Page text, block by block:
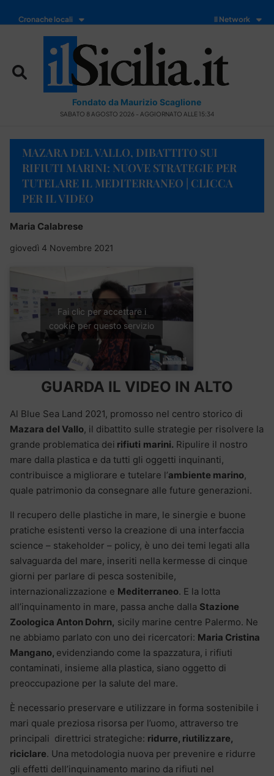
Cronache locali Il Network
Fondato da Maurizio Scaglione
SABATO 8 AGOSTO 2026 - AGGIORNATO ALLE 15:34
MAZARA DEL VALLO, DIBATTITO SUI
RIFIUTI MARINI: NUOVE STRATEGIE PER
TUTELARE IL MEDITERRANEO | CLICCA
PER IL VIDEO
Maria Calabrese
giovedì 4 Novembre 2021
Fai clic per accettare i
cookie per questo servizio
GUARDA IL VIDEO IN ALTO
Al Blue Sea Land 2021, promosso nel centro storico di
Mazara del Vallo, il dibattito sulle strategie per risolvere la
grande problematica dei rifiuti marini. Ripulire il nostro
mare dalla plastica e da tutti gli oggetti inquinanti,
contribuisce a migliorare e tutelare l’ambiente marino,
quale patrimonio da consegnare alle future generazioni.
Il recupero delle plastiche in mare, le sinergie e buone
pratiche esistenti verso la creazione di una interfaccia
science – stakeholder – policy, è uno dei temi legati alla
salvaguarda del mare, inseriti nella kermesse di cinque
giorni per parlare di pesca sostenibile,
internazionalizzazione e Mediterraneo. E la lotta
all’inquinamento in mare, passa anche dalla Stazione
Zoologica Anton Dohrn, sicily marine centre Palermo. Ne
ne abbiamo parlato con uno dei ricercatori: Maria Cristina
Mangano, evidenziando come la spazzatura, i rifiuti
contaminati, insieme alla plastica, siano oggetto di
preoccupazione per la salute del mare.
È necessario preservare e utilizzare in forma sostenibile i
mari quale preziosa risorsa per l’uomo, attraverso tre
principali direttrici strategiche: ridurre, riutilizzare,
riciclare. Una metodologia nuova per prevenire e ridurre
gli effetti dell’inquinamento marino da rifiuti nel